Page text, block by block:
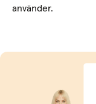
använder.